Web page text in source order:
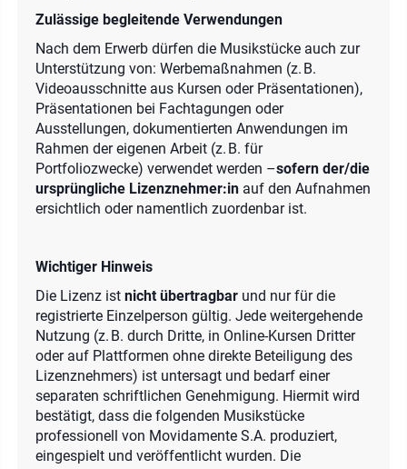
Zulässige begleitende Verwendungen
Nach dem Erwerb dürfen die Musikstücke auch zur
Unterstützung von: Werbemaßnahmen (z. B.
Videoausschnitte aus Kursen oder Präsentationen),
Präsentationen bei Fachtagungen oder
Ausstellungen, dokumentierten Anwendungen im
Rahmen der eigenen Arbeit (z. B. für
Portfoliozwecke) verwendet werden –sofern der/die
ursprüngliche Lizenznehmer:in auf den Aufnahmen
ersichtlich oder namentlich zuordenbar ist.
Wichtiger Hinweis
Die Lizenz ist nicht übertragbar und nur für die
registrierte Einzelperson gültig. Jede weitergehende
Nutzung (z. B. durch Dritte, in Online-Kursen Dritter
oder auf Plattformen ohne direkte Beteiligung des
Lizenznehmers) ist untersagt und bedarf einer
separaten schriftlichen Genehmigung. Hiermit wird
bestätigt, dass die folgenden Musikstücke
professionell von Movidamente S.A. produziert,
eingespielt und veröffentlicht wurden. Die